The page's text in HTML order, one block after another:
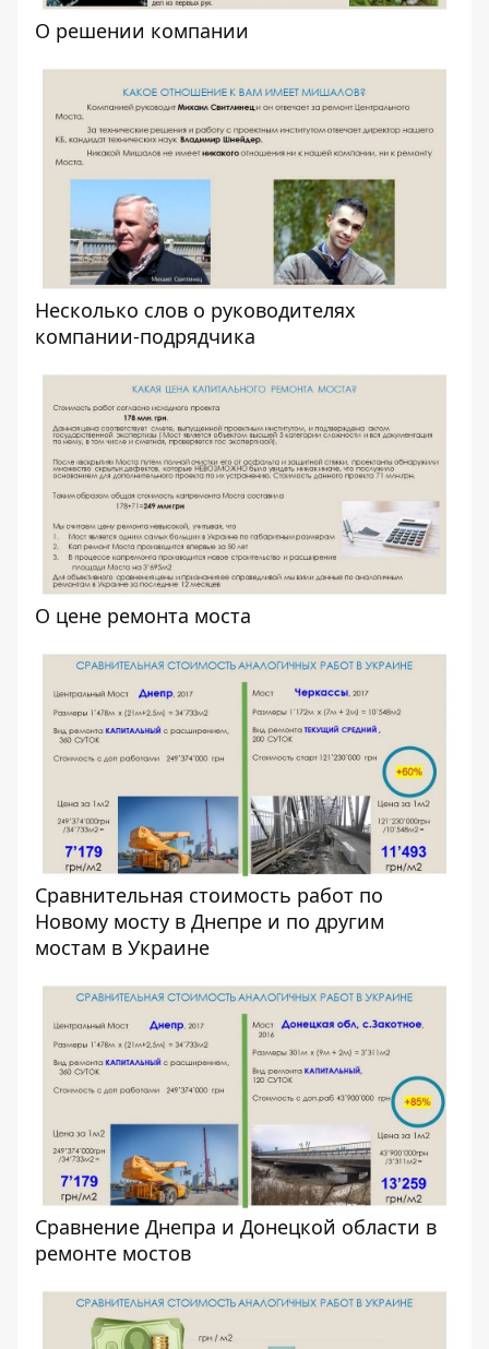
О решении компании
Несколько слов о руководителях
компании-подрядчика
О цене ремонта моста
Сравнительная стоимость работ по
Новому мосту в Днепре и по другим
мостам в Украине
Сравнение Днепра и Донецкой области в
ремонте мостов